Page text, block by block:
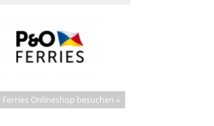
Ferries Onlineshop besuchen »